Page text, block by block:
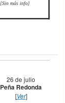
[Sin más info]
26 de julio
Peña Redonda
[Ver]